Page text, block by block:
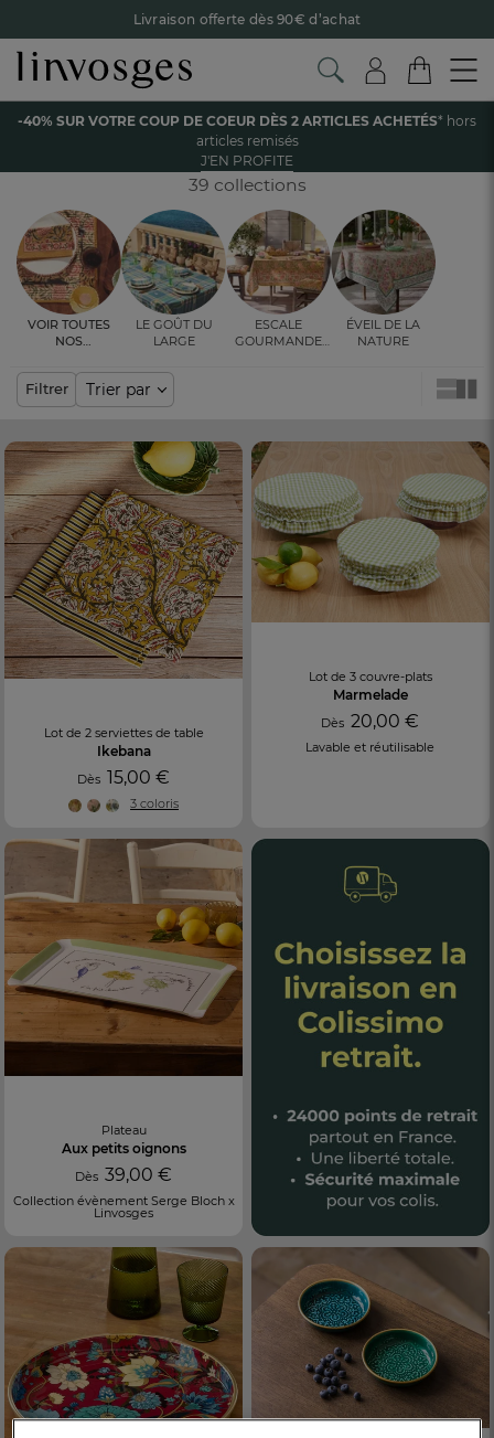
Livraison offerte dès 90€ d’achat
Retour offert avec Colissimo* !
Payez en 3x ou 4x sans frais avec Alma
Le parrainage Linvosges : offrez 15€, recevez 15€ !
Je
découvre
-40% sur votre coup de coeurdès 2 articles achetés !
profite
FR DE
AT
BE
CH
-40% SUR VOTRE COUP DE COEUR DÈS 2 ARTICLES ACHETÉS* hors
articles remisés
J'EN PROFITE
Accueil Linge de table Déco de table et vaisselle
DÉCO DE TABLE ET VAISSELLE
39 collections
Le goût du
large
Escale
gourmande
Éveil de la
nature
Voir toutes
nos
Filtrer Trier par
Lot de 2 serviettes de table
Ikebana
Dès 15,00 €
3 coloris
Lot de 3 couvre-plats
Marmelade
Dès20,00 €
Lavable et réutilisable
Plateau
Aux petits oignons
Dès39,00 €
Collection évènement Serge Bloch x
Linvosges